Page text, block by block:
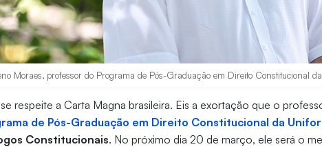
Moraes, professor do Programa de Pós-Graduação em Direito Constitucional
respeite a Carta Magna brasileira. Eis a exortação que o
de Pós-Graduação em Direito Constitucional da Unifor
Constitucionais. No próximo dia 20 de março, ele será o